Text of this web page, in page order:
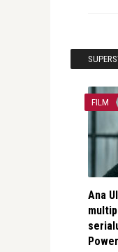
FILM
Ana